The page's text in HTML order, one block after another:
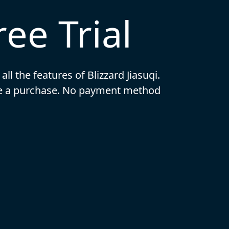
Trial
the features of Blizzard Jiasuqi.
purchase. No payment method